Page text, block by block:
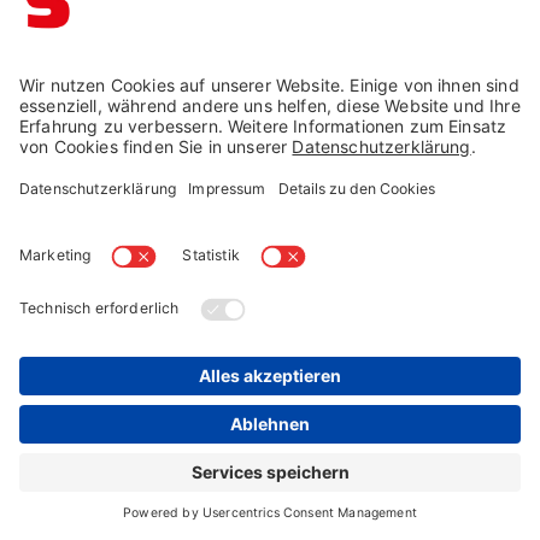
Aktionsbedingungen
*Unverbindliche Preisempfehlung des Herstellers
**Möglicher Kaufpreis bei Einlösung des Rabatt-Codes im Warenkorb